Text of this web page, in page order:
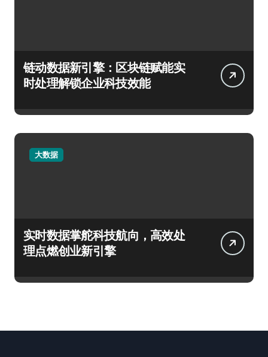
链动数据新引擎：区块链赋能实
时处理解锁企业科技效能
大数据
实时数据掌舵科技航向，高效处
理点燃创业新引擎